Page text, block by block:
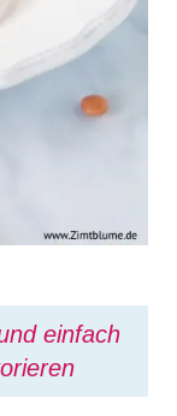
einfach